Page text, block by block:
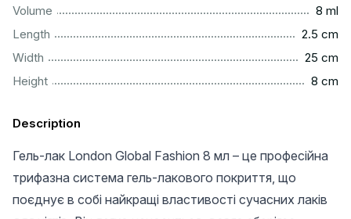
Volume
8 ml
Length
2.5 cm
Width
25 cm
Height
8 cm
Description
Гель-лак London Global Fashion 8 мл – це професійна
трифазна система гель-лакового покриття, що
поєднує в собі найкращі властивості сучасних лаків